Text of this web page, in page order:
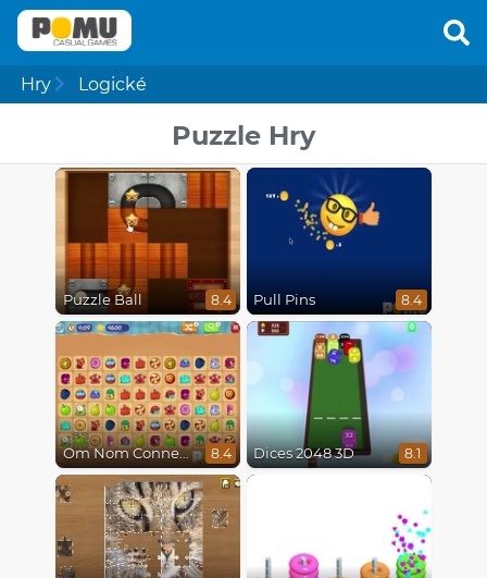
Hry Logické
Puzzle Hry
Puzzle Ball 8.4 Pull Pins 8.4
Om Nom Connect Classic 8.4 Dices 2048 3D 8.1